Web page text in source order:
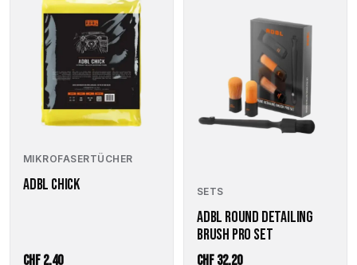
MIKROFASERTÜCHER
ADBL CHICK
CHF2.40
SETS
ADBL ROUND DETAILING
BRUSH PRO SET
CHF32.20